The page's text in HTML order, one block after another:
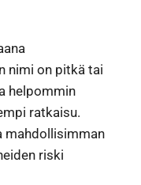
nimi on pitkä tai
helpommin
ratkaisu.
mahdollisimman
riski